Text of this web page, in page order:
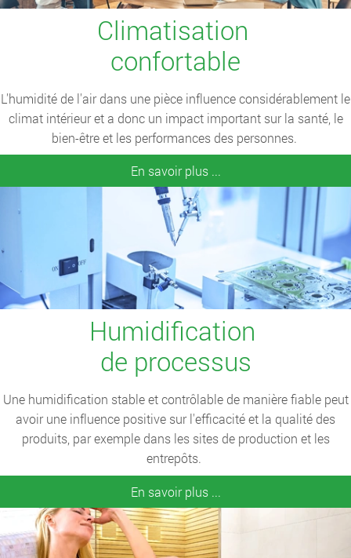
Climatisation
confortable
L'humidité de l'air dans une pièce influence considérablement le
climat intérieur et a donc un impact important sur la santé, le
bien-être et les performances des personnes.
En savoir plus ...
Humidification
de processus
Une humidification stable et contrôlable de manière fiable peut
avoir une influence positive sur l'efficacité et la qualité des
produits, par exemple dans les sites de production et les
entrepôts.
En savoir plus ...